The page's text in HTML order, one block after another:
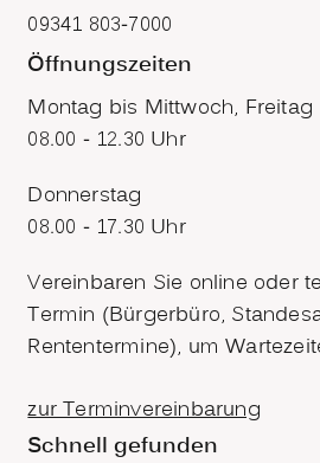
09341 803-7000
Öffnungszeiten
Montag bis Mittwoch, Freitag
08.00 - 12.30 Uhr
Donnerstag
08.00 - 17.30 Uhr
Vereinbaren Sie online oder
Termin (Bürgerbüro,
Rententermine), um
zur Terminvereinbarung
Schnell gefunden